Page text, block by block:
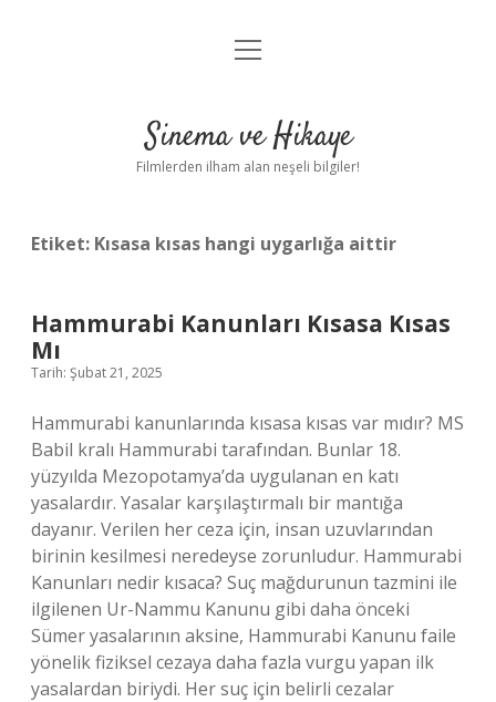
Gizlilik Politikası
Yasal Uyarı
menüyü
Sinema ve Hikaye
Filmlerden ilham alan neşeli bilgiler!
Etiket: Kısasa kısas hangi uygarlığa aittir
Hammurabi Kanunları Kısasa Kısas
Mı
Tarih: Şubat 21, 2025
Hammurabi kanunlarında kısasa kısas var mıdır? MS
Babil kralı Hammurabi tarafından. Bunlar 18.
yüzyılda Mezopotamya’da uygulanan en katı
yasalardır. Yasalar karşılaştırmalı bir mantığa
dayanır. Verilen her ceza için, insan uzuvlarından
birinin kesilmesi neredeyse zorunludur. Hammurabi
Kanunları nedir kısaca? Suç mağdurunun tazmini ile
ilgilenen Ur-Nammu Kanunu gibi daha önceki
Sümer yasalarının aksine, Hammurabi Kanunu faile
yönelik fiziksel cezaya daha fazla vurgu yapan ilk
yasalardan biriydi. Her suç için belirli cezalar